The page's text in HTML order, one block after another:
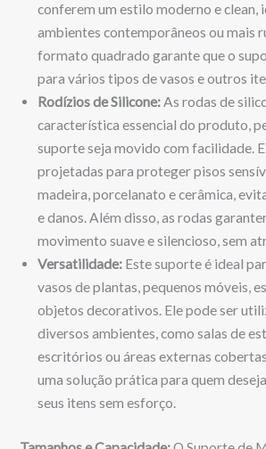
conferem um estilo moderno e clean,
ambientes contemporâneos ou mais
formato quadrado garante que o
para vários tipos de vasos e outros
Rodízios de Silicone:As rodas de
característica essencial do produto,
suporte seja movido com facilidade.
projetadas para proteger pisos
madeira, porcelanato e cerâmica,
e danos. Além disso, as rodas
movimento suave e silencioso, sem
Versatilidade: Este suporte é ideal
vasos de plantas, pequenos móveis,
objetos decorativos. Ele pode ser
diversos ambientes, como salas de
escritórios ou áreas externas
uma solução prática para quem
seus itens sem esforço.